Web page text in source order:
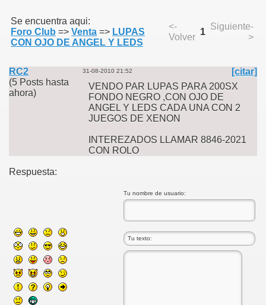
Se encuentra aqui:
Foro Club => Venta => LUPAS
CON OJO DE ANGEL Y LEDS
<-
Volver
1
Siguiente-
>
RC2
(5 Posts hasta
ahora)
31-08-2010 21:52
[citar]
VENDO PAR LUPAS PARA 200SX
FONDO NEGRO ,CON OJO DE
ANGEL Y LEDS CADA UNA CON 2
JUEGOS DE XENON
INTEREZADOS LLAMAR 8846-2021
CON ROLO
Respuesta:
Tu nombre de usuario: